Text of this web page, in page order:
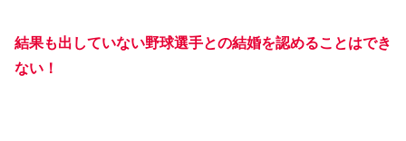
結果も出していない野球選手との結婚を認めることはでき
ない！